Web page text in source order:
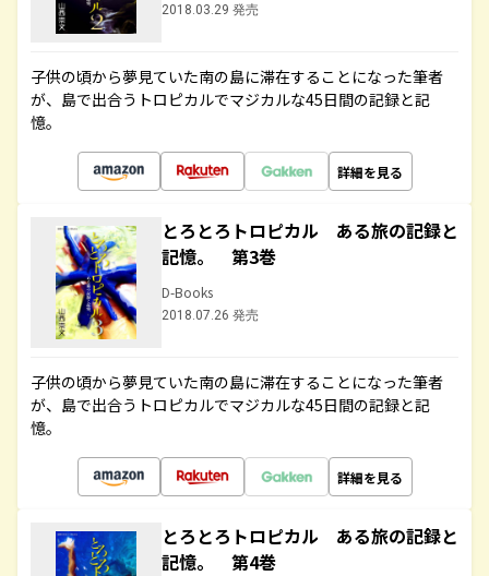
2018.03.29 発売
子供の頃から夢見ていた南の島に滞在することになった筆者
が、島で出合うトロピカルでマジカルな45日間の記録と記
憶。
詳細を見る
とろとろトロピカル ある旅の記録と
記憶。 第3巻
D-Books
2018.07.26 発売
子供の頃から夢見ていた南の島に滞在することになった筆者
が、島で出合うトロピカルでマジカルな45日間の記録と記
憶。
詳細を見る
とろとろトロピカル ある旅の記録と
記憶。 第4巻